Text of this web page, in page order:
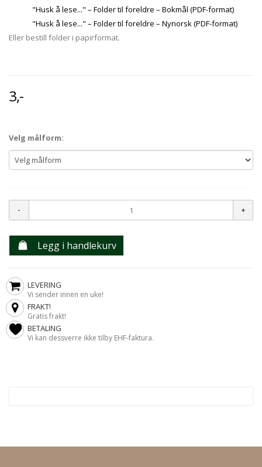
"Husk å lese..." – Folder til foreldre – Bokmål (PDF-format)
"Husk å lese..." – Folder til foreldre – Nynorsk (PDF-format)
Eller bestill folder i papirformat.
3,-
Velg målform
Legg i handlekurv
LEVERING
Vi sender innen en uke!
FRAKT!
Gratis frakt!
BETALING
Vi kan dessverre ikke tilby EHF-faktura.